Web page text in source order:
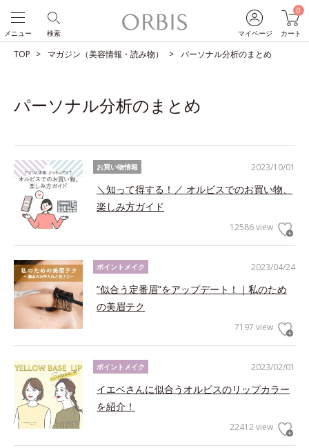
マイページ
0
カート
検索
メニュー
TOP マガジン（美容情報・読み物） パーソナル分析のまとめ
パーソナル分析のまとめ
2023/10/01
お買い物情報
＼知って得する！／ オルビスでのお買い物、
楽しみ方ガイド
12586 view
2023/04/24
ポイントメイク
“似合う定番眉”をアップデート！｜私のため
の美眉テク
7197 view
2023/02/01
ポイントメイク
イエベさんに似合うオルビスのリップカラー
を紹介！
22412 view